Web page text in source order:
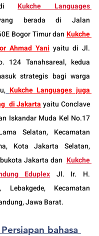
di Kukche Languages
berada di Jalan
Bogor Timur dan Kukche
Ahmad Yani yaitu di Jl.
124 Tanahsareal, kedua
strategis bagi warga
Kukche Languages juga
di Jakarta yaitu Conclave
Iskandar Muda Kel No.17
Selatan, Kecamatan
Kota Jakarta Selatan,
Jakarta dan Kukche
Eduplex Jl. Ir. H.
Lebakgede, Kecamatan
Jawa Barat.
bahasa